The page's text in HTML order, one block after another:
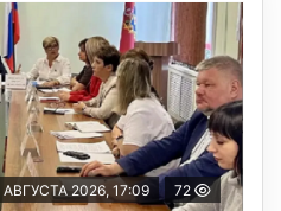
АВГУСТА 2026, 17:09 72